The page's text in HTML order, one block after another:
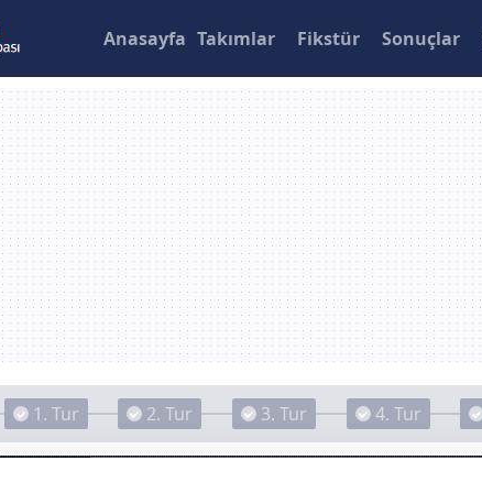
Anasayfa Takımlar Fikstür Sonuçlar
1. Tur 2. Tur 3. Tur 4. Tur